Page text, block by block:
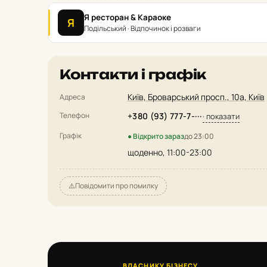
Я Я ресторан & Караоке
Подільський · Відпочинок і розваги
Контакти і графік
Адреса Київ, Броварський просп., 10а, Київ
Телефон +380 (93) 777-7-···· показати
Графік ● Відкрито зараздо 23:00
щоденно, 11:00-23:00
⚠️Повідомити про помилку